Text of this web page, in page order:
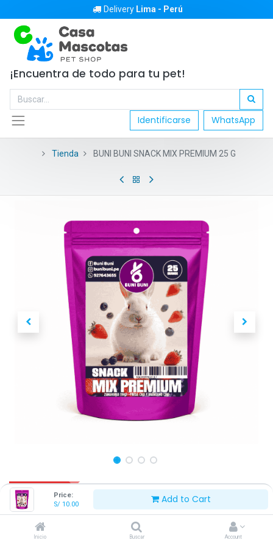
Price:
S/ 10.00 Add to Cart
Inicio Buscar Account
Delivery Lima - Perú
¡Encuentra de todo para tu pet!
Identificarse WhatsApp
Tienda BUNI BUNI SNACK MIX PREMIUM 25 G
3X S/25 SOLES
BUNI BUNI SNACK MIX PREMIUM 25